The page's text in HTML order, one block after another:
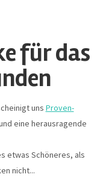
für das
uns Proven-
eine herausragende
etwas Schöneres, als
nicht...